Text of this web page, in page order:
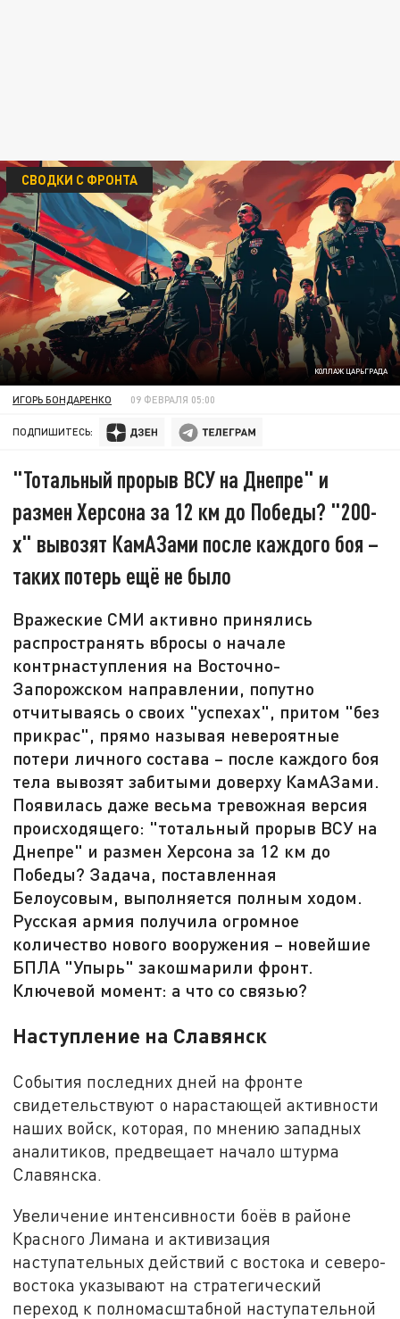
КОЛЛАЖ ЦАРЬГРАДА
СВОДКИ С ФРОНТА
ИГОРЬ БОНДАРЕНКО 09 ФЕВРАЛЯ 05:00
ПОДПИШИТЕСЬ:
"Тотальный прорыв ВСУ на Днепре" и
размен Херсона за 12 км до Победы? "200-
х" вывозят КамАЗами после каждого боя –
таких потерь ещё не было
Вражеские СМИ активно принялись
распространять вбросы о начале
контрнаступления на Восточно-
Запорожском направлении, попутно
отчитываясь о своих "успехах", притом "без
прикрас", прямо называя невероятные
потери личного состава – после каждого боя
тела вывозят забитыми доверху КамАЗами.
Появилась даже весьма тревожная версия
происходящего: "тотальный прорыв ВСУ на
Днепре" и размен Херсона за 12 км до
Победы? Задача, поставленная
Белоусовым, выполняется полным ходом.
Русская армия получила огромное
количество нового вооружения – новейшие
БПЛА "Упырь" закошмарили фронт.
Ключевой момент: а что со связью?
Наступление на Славянск
События последних дней на фронте
свидетельствуют о нарастающей активности
наших войск, которая, по мнению западных
аналитиков, предвещает начало штурма
Славянска.
Увеличение интенсивности боёв в районе
Красного Лимана и активизация
наступательных действий с востока и северо-
востока указывают на стратегический
переход к полномасштабной наступательной